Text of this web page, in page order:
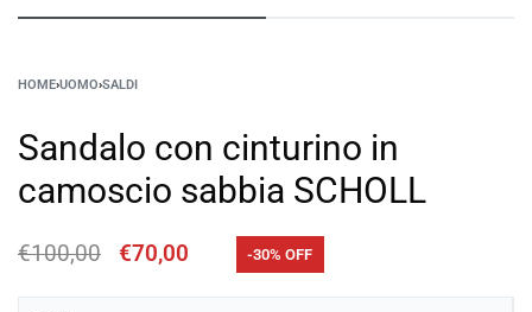
HOME›UOMO›SALDI
Sandalo con cinturino in
camoscio sabbia SCHOLL
€100,00 €70,00 -30% OFF